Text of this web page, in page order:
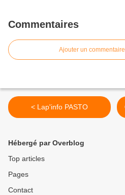
Commentaires
Ajouter un commentaire
< Lap'info PASTO
Hébergé par Overblog
Top articles
Pages
Contact